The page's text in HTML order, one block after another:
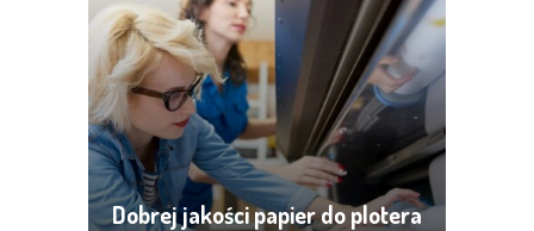
Dobrej jakości papier do plotera